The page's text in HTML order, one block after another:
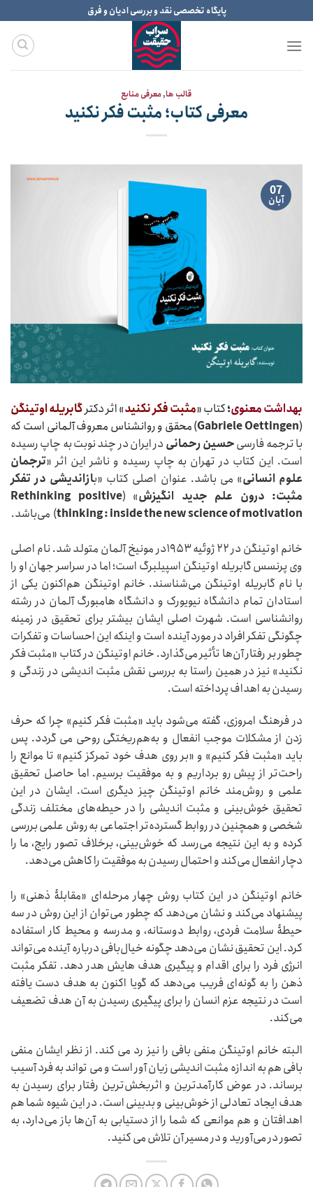
to
content
پایگاه تخصصی نقد و بررسی ادیان و فرق
قالب ها,معرفی منابع
معرفی کتاب؛ مثبت فکر نکنید
07
آبان
بهداشت معنوی؛کتاب «مثبت فکر نکنید» اثر دکترگابریله اوتینگن
(
Gabriele Oettingen) محقق و روانشناس معروف آلمانی است که
با ترجمه فارسیحسین رحمانی در ایران در چند نوبت به چاپ رسیده
است. این کتاب در تهران به چاپ رسیده و ناشر این اثر «ترجمان
علوم انسانی» می باشد. عنوان اصلی کتاب «بازاندیشی در تفکر
مثبت: درون علم جدید انگیزش» (
Rethinking positive
thinking : inside thenew science of motivation
) می‌باشد.
خانم اوتینگن در ۲۲ ژوئیه ۱۹۵۳در مونیخ آلمان متولد شد. نام اصلی
وی پرنسس گابریله اوتینگن اسپیلبرگ است؛ اما در سراسر جهان او را
با نام گابریله اوتینگن می‌شناسند. خانم اوتینگن هم‌اکنون یکی از
استادان تمام دانشگاه نیویورک و دانشگاه هامبورگ آلمان در رشته
روانشناسی است. شهرت اصلی ایشان بیشتر برای تحقیق در زمینه
چگونگی تفکر افراد در مورد آینده است و اینکه این احساسات و تفکرات
چطور بر رفتار آن‌ها تأثیر می‌گذارد. خانم اوتینگن در کتاب «مثبت فکر
نکنید» نیز در همین راستا به بررسی نقش مثبت اندیشی در زندگی و
رسیدن به اهداف پرداخته است.
در فرهنگ امروزی، گفته می‌شود باید «مثبت فکر کنیم» چرا که حرف
زدن از مشکلات موجب انفعال و به‌هم‌ریختگی روحی می گردد. پس
باید «مثبت فکر کنیم» و «بر روی هدف خود تمرکز کنیم» تا موانع را
راحت‌تر از پیش رو برداریم و به موفقیت برسیم. اما حاصل تحقیق
علمی و روش‌مند خانم اوتینگن چیز دیگری است. ایشان در این
تحقیق خوش‌بینی و مثبت اندیشی را در حیطه‌های مختلف زندگی
شخصی و همچنین در روابط گسترده‌تر اجتماعی به روش علمی بررسی
کرده و به این نتیجه می‌رسد که خوش‌بینی، برخلاف تصور رایج، ما را
دچار انفعال می‌کند و احتمال رسیدن به موفقیت را کاهش می‌دهد.
خانم اوتینگن در این کتاب روش چهار مرحله‌ای «مقابلۀ ذهنی» را
پیشنهاد می‌کند و نشان می‌دهد که چطور می‌توان از این روش در سه
حیطۀ سلامت فردی، روابط دوستانه، و مدرسه و محیط کار استفاده
کرد. این تحقیق نشان می‌دهد چگونه خیال‌بافی درباره آینده می‌تواند
انرژی‌ فرد را برای اقدام و پیگیری هدف هایش هدر دهد. تفکر مثبت
ذهن را به گونه‌ای فریب می‌دهد که گویا اکنون به هدف دست یافته
است در نتیجه عزم انسان را برای پیگیری رسیدن به آن هدف تضعیف
می‌کند.
البته خانم اوتینگن منفی بافی را نیز رد می کند. از نظر ایشان منفی
بافی هم به اندازه مثبت اندیشی زیان آور است و می تواند به فرد آسیب
برساند. در عوض کارآمدترین و اثربخش‌ترین رفتار برای رسیدن به
هدف ایجاد تعادلی از خوش‌بینی و بدبینی است. در این شیوه شما هم
اهدافتان و هم موانعی که شما را از دستیابی به آن‌ها باز می‌دارد، به
تصور در می‌آورید و در مسیر آن تلاش می کنید.